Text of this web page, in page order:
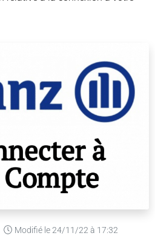
Modifié le 24/11/22 à 17:32